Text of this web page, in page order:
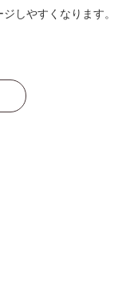
しやすくなります。